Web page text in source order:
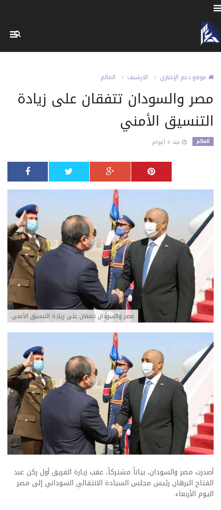
موقع دعم الإخباري الارشيف العالم
مصر والسودان تتفقان على زيادة
التنسيق الأمني
العالم منذ 4 أعوام
مصر والسودان تتفقان على زيادة التنسيق الأمني
أصدرت مصر والسودان، بياناً مشتركاً، عقب زيارة الفريق أول ركن عبد
الفتاح البرهان رئيس مجلس السيادة الانتقالي السوداني إلى مصر
اليوم الأربعاء.